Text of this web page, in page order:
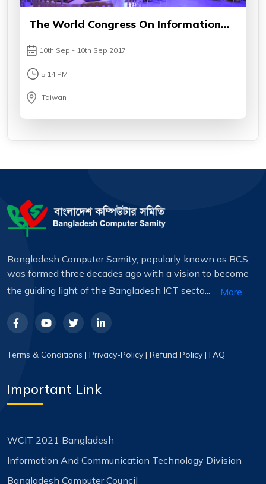
The World Congress On Information
10th Sep - 10th Sep 2017
5:14 PM
Taiwan
Bangladesh Computer Samity, popularly known as BCS,
was formed three decades ago with a vision to become
the guiding light of the Bangladesh ICT secto...
More
Terms & Conditions | Privacy-Policy | Refund Policy | FAQ
Important Link
WCIT 2021 Bangladesh
Information And Communication Technology Division
Bangladesh Computer Council